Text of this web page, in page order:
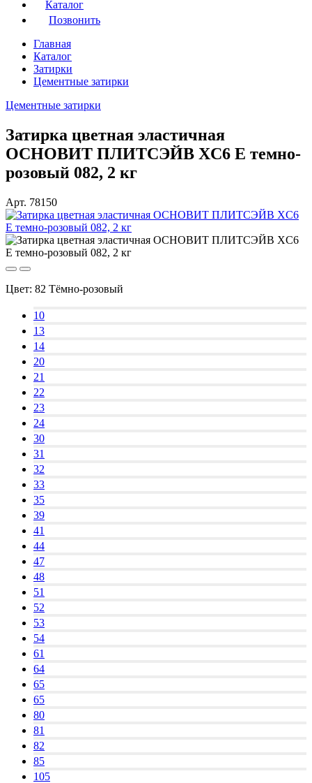
Каталог
Позвонить
Главная
Каталог
Затирки
Цементные затирки
Цементные затирки
Затирка цветная эластичная
ОСНОВИТ ПЛИТСЭЙВ XC6 E темно-
розовый 082, 2 кг
Арт. 78150
Цвет: 82 Тёмно-розовый
10
13
14
20
21
22
23
24
30
31
32
33
35
39
41
44
47
48
51
52
53
54
61
64
65
65
80
81
82
85
105